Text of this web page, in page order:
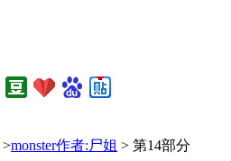
>monster作者:尸姐 > 第14部分